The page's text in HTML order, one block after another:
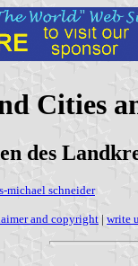
Cities
des
michael schneider
and copyright | write